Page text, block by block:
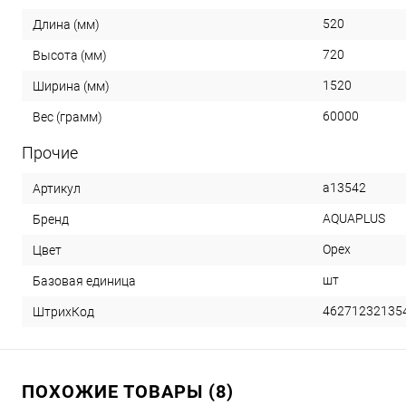
Длина (мм) 520
Высота (мм) 720
Ширина (мм) 1520
Вес (грамм) 60000
Прочие
Артикул a13542
Бренд AQUAPLUS
Цвет Орех
Базовая единица шт
ШтрихКод
ПОХОЖИЕ ТОВАРЫ (8)